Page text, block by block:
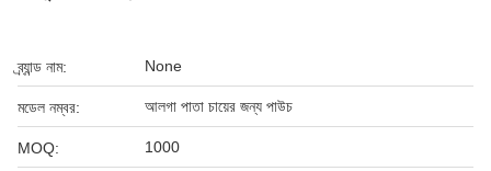
ব্র্যান্ড নাম: None
মডেল নম্বর: আলগা পাতা চায়ের জন্য পাউচ
MOQ: 1000